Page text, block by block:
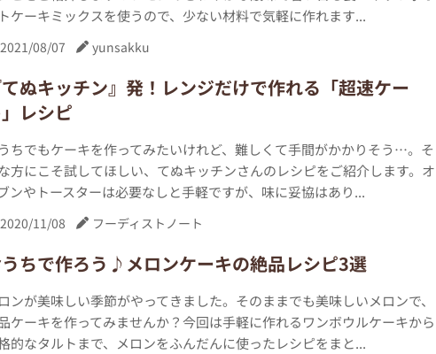
ケーキミックスを使うので、少ない材料で気軽に作れます...
2021/08/07 yunsakku
てぬキッチン』発！レンジだけで作れる「超速ケー
レシピ
ちでもケーキを作ってみたいけれど、難しくて手間がかかりそう…。そ
方にこそ試してほしい、てぬキッチンさんのレシピをご紹介します。オ
ンやトースターは必要なしと手軽ですが、味に妥協はあり...
2020/11/08 フーディストノート
ちで作ろう♪メロンケーキの絶品レシピ3選
ンが美味しい季節がやってきました。そのままでも美味しいメロンで、
ケーキを作ってみませんか？今回は手軽に作れるワンボウルケーキから
的なタルトまで、メロンをふんだんに使ったレシピをまと...